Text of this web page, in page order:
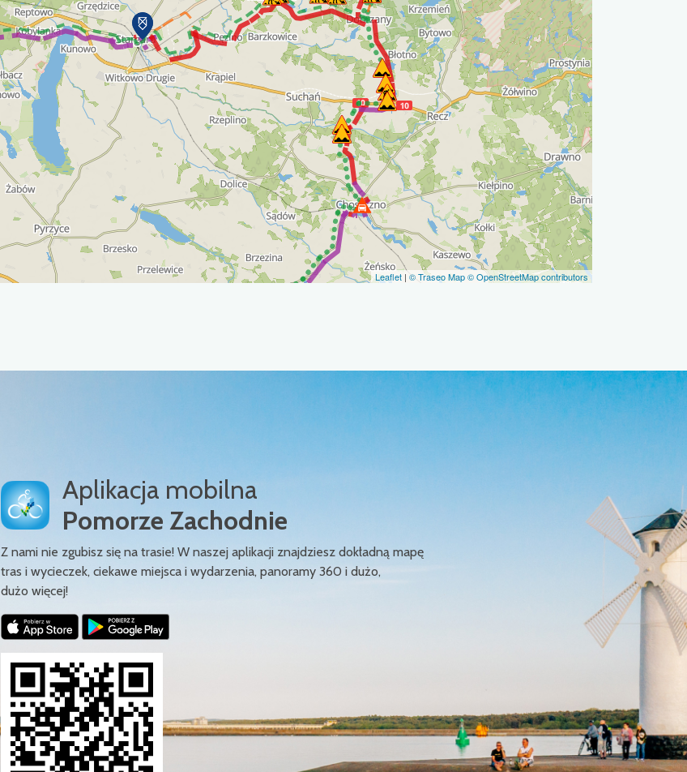
Leaflet | © Traseo Map© OpenStreetMap contributors
Aplikacja mobilna
Pomorze Zachodnie
Z nami nie zgubisz się na trasie! W naszej aplikacji znajdziesz dokładną mapę
tras i wycieczek, ciekawe miejsca i wydarzenia, panoramy 360 i dużo,
dużo więcej!